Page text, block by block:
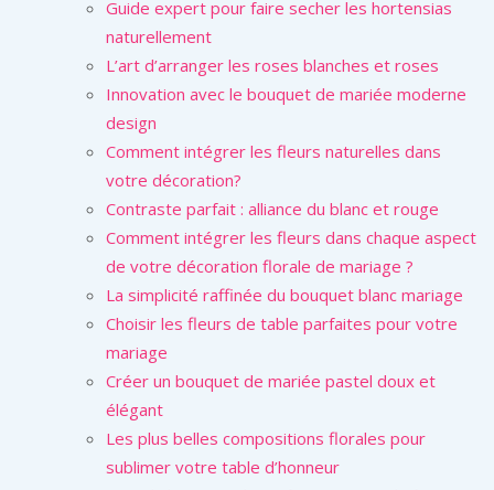
Guide expert pour faire secher les hortensias
naturellement
L’art d’arranger les roses blanches et roses
Innovation avec le bouquet de mariée moderne
design
Comment intégrer les fleurs naturelles dans
votre décoration?
Contraste parfait : alliance du blanc et rouge
Comment intégrer les fleurs dans chaque aspect
de votre décoration florale de mariage ?
La simplicité raffinée du bouquet blanc mariage
Choisir les fleurs de table parfaites pour votre
mariage
Créer un bouquet de mariée pastel doux et
élégant
Les plus belles compositions florales pour
sublimer votre table d’honneur